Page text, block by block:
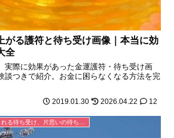
がる護符と待ち受け画像｜本当に効
全
実際に効果があった金運護符・待ち受け画
談つきで紹介。お金に困らなくなる方法を完
2019.01.30 2026.04.22 12